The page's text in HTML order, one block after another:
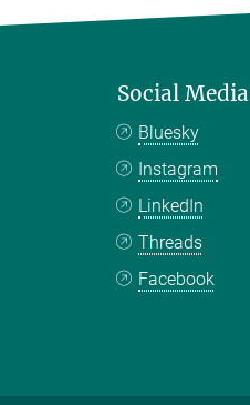
Social Media
Bluesky
Instagram
LinkedIn
Threads
Facebook